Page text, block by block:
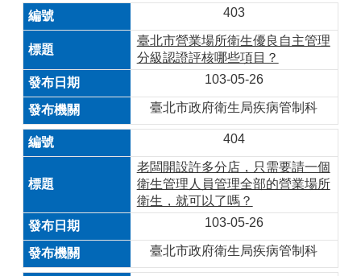
403
臺北市營業場所衛生優良自主管理
分級認證評核哪些項目？
103-05-26
臺北市政府衛生局疾病管制科
404
老闆開設許多分店，只需要請一個
衛生管理人員管理全部的營業場所
衛生，就可以了嗎？
103-05-26
臺北市政府衛生局疾病管制科